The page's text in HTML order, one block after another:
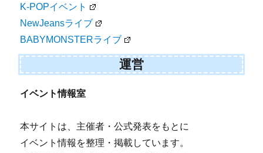
K-POPイベント
NewJeansライブ
BABYMONSTERライブ
運営
イベント情報室
本サイトは、主催者・公式発表をもとに
イベント情報を整理・掲載しています。